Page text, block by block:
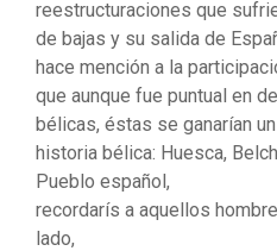
reestructuraciones que
de bajas y su salida de
hace mención a la
que aunque fue puntual en
bélicas, éstas se ganarían
historia bélica: Huesca,
Pueblo español,
recordarís a aquellos
lado,